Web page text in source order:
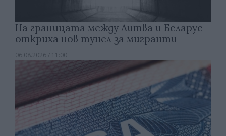
На границата между Литва и Беларус
откриха нов тунел за мигранти
06.08.2026 / 11:00